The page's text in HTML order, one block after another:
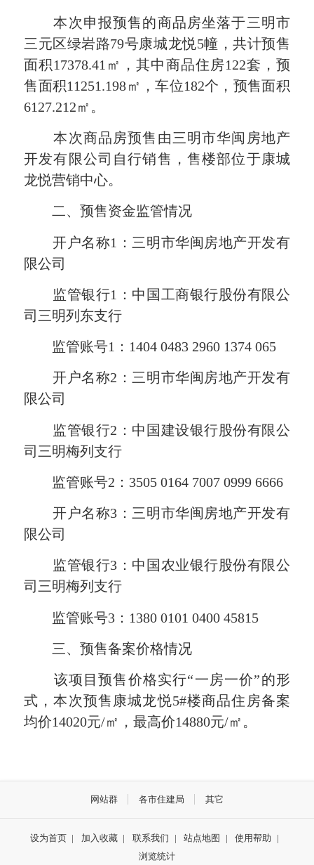
本次申报预售的商品房坐落于三明市
三元区绿岩路79号康城龙悦5幢，共计预售
面积17378.41㎡，其中商品住房122套，预
售面积11251.198㎡，车位182个，预售面积
6127.212㎡。
本次商品房预售由三明市华闽房地产
开发有限公司自行销售，售楼部位于康城
龙悦营销中心。
二、预售资金监管情况
开户名称1：三明市华闽房地产开发有
限公司
监管银行1：中国工商银行股份有限公
司三明列东支行
监管账号1：1404 0483 2960 1374 065
开户名称2：三明市华闽房地产开发有
限公司
监管银行2：中国建设银行股份有限公
司三明梅列支行
监管账号2：3505 0164 7007 0999 6666
开户名称3：三明市华闽房地产开发有
限公司
监管银行3：中国农业银行股份有限公
司三明梅列支行
监管账号3：1380 0101 0400 45815
三、预售备案价格情况
该项目预售价格实行“一房一价”的形
式，本次预售康城龙悦5#楼商品住房备案
均价14020元/㎡，最高价14880元/㎡。
网站群 各市住建局 其它
设为首页 | 加入收藏 | 联系我们 | 站点地图 | 使用帮助
|
浏览统计